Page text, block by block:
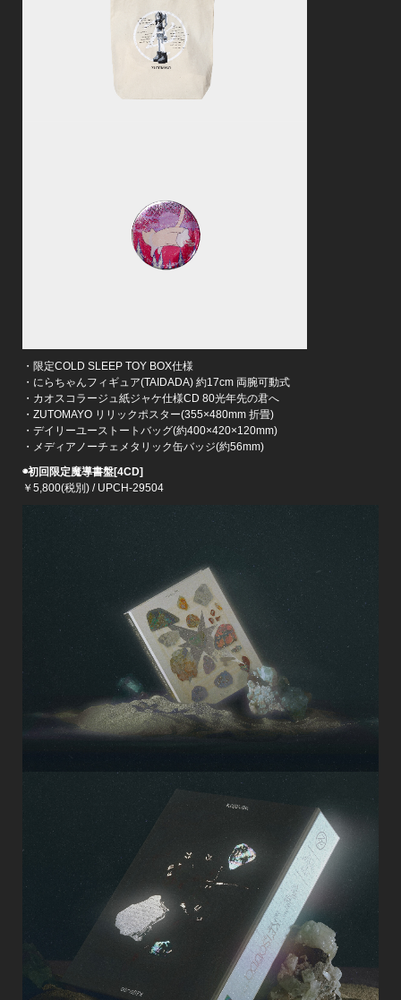
・限定COLD SLEEP TOY BOX仕様
・にらちゃんフィギュア(TAIDADA) 約17cm 両腕可動式
・カオスコラージュ紙ジャケ仕様CD 80光年先の君へ
・ZUTOMAYO リリックポスター(355×480mm 折畳)
・デイリーユーストートバッグ(約400×420×120mm)
・メディアノーチェメタリック缶バッジ(約56mm)
◉初回限定魔導書盤[4CD]
￥5,800(税別) / UPCH-29504